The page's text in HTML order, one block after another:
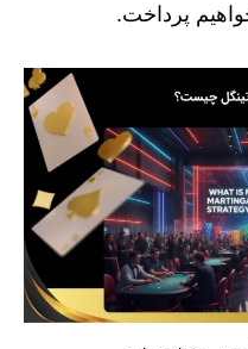
پرداخت.